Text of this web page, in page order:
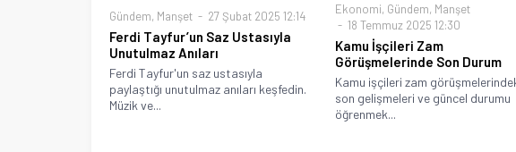
Gündem, Manşet 27 Şubat 2025 12:14
Ferdi Tayfur’un Saz Ustasıyla
Unutulmaz Anıları
Ferdi Tayfur'un saz ustasıyla
paylaştığı unutulmaz anıları keşfedin.
Müzik ve...
Ekonomi, Gündem, Manşet
18 Temmuz 2025 12:30
Kamu İşçileri Zam
Görüşmelerinde Son Durum
Kamu işçileri zam
son gelişmeleri ve güncel durumu
öğrenmek...